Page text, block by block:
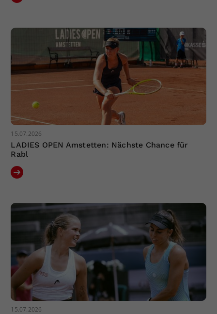
15.07.2026
LADIES OPEN Amstetten: Nächste Chance für
Rabl
15.07.2026